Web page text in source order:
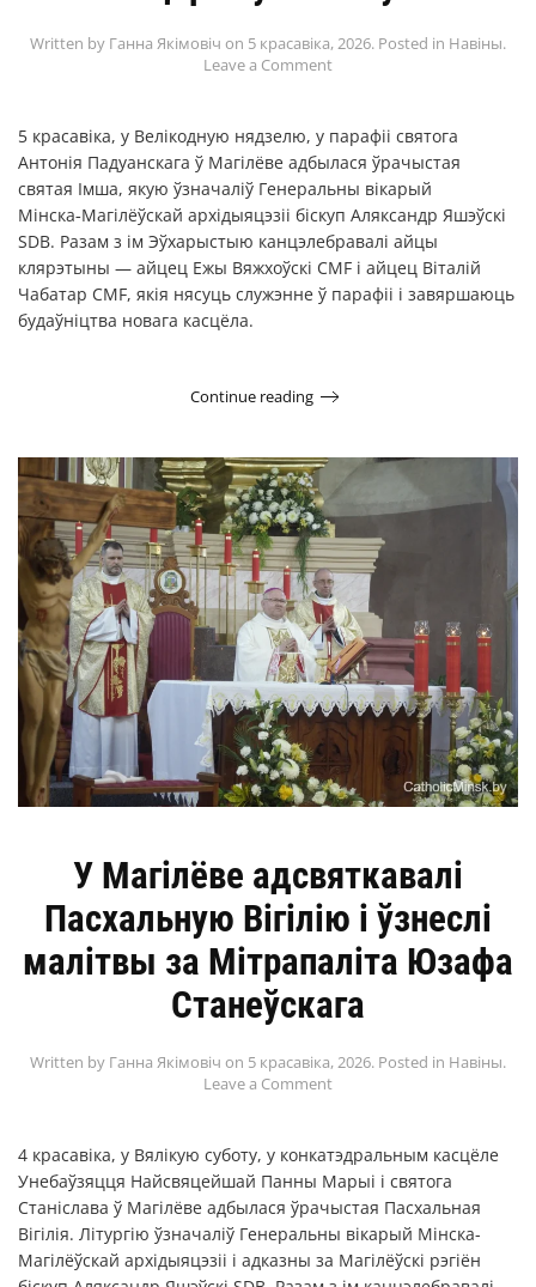
Written by Ганна Якімовіч on 5 красавіка, 2026. Posted in Навіны.
Leave a Comment
5 красавіка, у Велікодную нядзелю, у парафіі святога
Антонія Падуанскага ў Магілёве адбылася ўрачыстая
святая Імша, якую ўзначаліў Генеральны вікарый
Мінска‑Магілёўскай архідыяцэзіі біскуп Аляксандр Яшэўскі
SDB. Разам з ім Эўхарыстыю канцэлебравалі айцы
клярэтыны — айцец Ежы Вяжхоўскі CMF і айцец Віталій
Чабатар CMF, якія нясуць служэнне ў парафіі і завяршаюць
будаўніцтва новага касцёла.
Continue reading
У Магілёве адсвяткавалі
Пасхальную Вігілію і ўзнеслі
малітвы за Мітрапаліта Юзафа
Станеўскага
Written by Ганна Якімовіч on 5 красавіка, 2026. Posted in Навіны.
Leave a Comment
4 красавіка, у Вялікую суботу, у конкатэдральным касцёле
Унебаўзяцця Найсвяцейшай Панны Марыі і святога
Станіслава ў Магілёве адбылася ўрачыстая Пасхальная
Вігілія. Літургію ўзначаліў Генеральны вікарый Мінска-
Магілёўскай архідыяцэзіі і адказны за Магілёўскі рэгіён